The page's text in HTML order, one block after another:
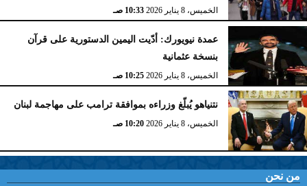
الخميس، 8 يناير 2026 10:33 صـ
عمدة نيويورك: أدّيت اليمين الدستورية على قرآن
بنسخة عثمانية
الخميس، 8 يناير 2026 10:25 صـ
نتنياهو يُبلّغ وزراءه بموافقة ترامب على مهاجمة لبنان
الخميس، 8 يناير 2026 10:20 صـ
من نحن